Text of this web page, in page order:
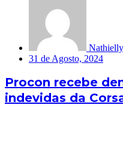
31 de Agosto, 2024
Procon recebe
indevidas da